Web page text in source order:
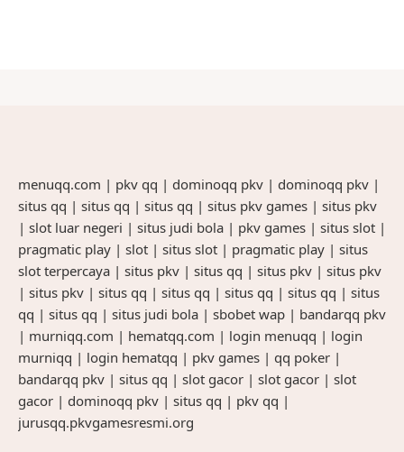
menuqq.com | pkv qq | dominoqq pkv | dominoqq pkv |
situs qq | situs qq | situs qq | situs pkv games | situs pkv
| slot luar negeri | situs judi bola | pkv games | situs slot |
pragmatic play | slot | situs slot | pragmatic play | situs
slot terpercaya | situs pkv | situs qq | situs pkv | situs pkv
| situs pkv | situs qq | situs qq | situs qq | situs qq | situs
qq | situs qq | situs judi bola | sbobet wap | bandarqq pkv
| murniqq.com | hematqq.com | login menuqq | login
murniqq | login hematqq | pkv games | qq poker |
bandarqq pkv | situs qq | slot gacor | slot gacor | slot
gacor | dominoqq pkv | situs qq | pkv qq |
jurusqq.pkvgamesresmi.org